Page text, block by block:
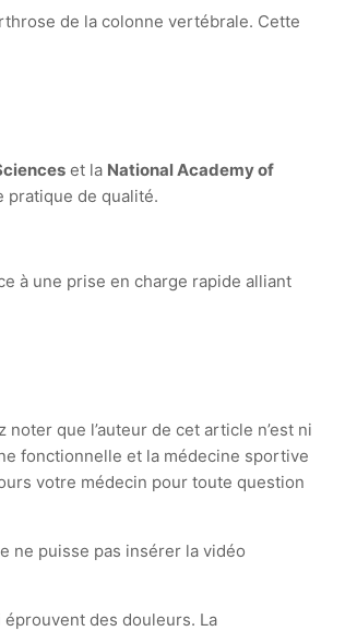
de la colonne vertébrale. Cette
et la National Academy of
pratique de qualité.
à une prise en charge rapide alliant
que l’auteur de cet article n’est ni
fonctionnelle et la médecine sportive
votre médecin pour toute question
ne puisse pas insérer la vidéo
des douleurs. La